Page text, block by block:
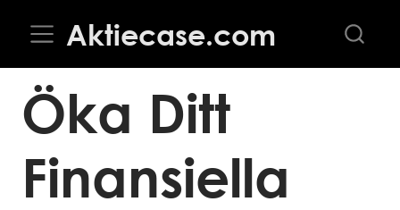
Aktiecase.com
Öka Ditt
Finansiella